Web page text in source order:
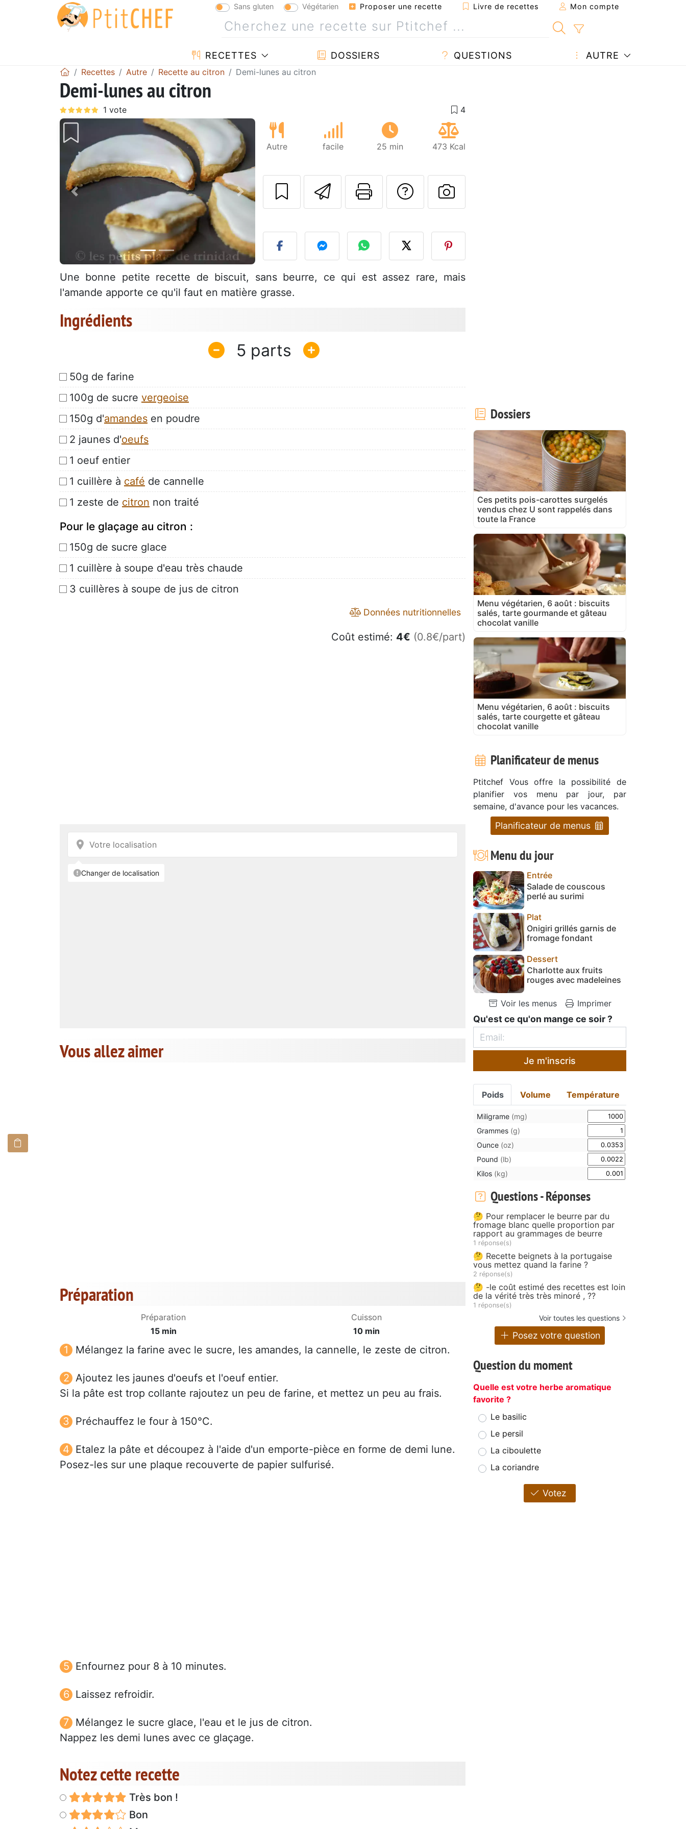
Sans gluten Végétarien Proposer une recette Livre de recettes Mon compte
RECETTES DOSSIERS QUESTIONS AUTRE
Recettes Autre Recette au citron Demi-lunes au citron
Demi-lunes au citron
Précédent Suivant
Autre facile 25 min 473 Kcal
Envoyer cette recette à un ami
Imprimer cette page
Poser une question à l'auteur
Publier votre photo de cette
Une bonne petite recette de biscuit, sans beurre, ce qui est assez rare, mais
l'amande apporte ce qu'il faut en matière grasse.
Ingrédients
5
50g de farine
100g de sucre vergeoise
150g d'amandes en poudre
2 jaunes d'oeufs
1 oeuf entier
1 cuillère à café de cannelle
1 zeste de citron non traité
Pour le glaçage au citron :
150g de sucre glace
1 cuillère à soupe d'eau très chaude
3 cuillères à soupe de jus de citron
Données nutritionnelles
Coût estimé: 4€ (0.8€/part)
Vous allez aimer
Préparation
Préparation
15 min
Cuisson
10 min
Mélangez la farine avec le sucre, les amandes, la cannelle, le zeste de citron.
Ajoutez les jaunes d'oeufs et l'oeuf entier.
Si la pâte est trop collante rajoutez un peu de farine, et mettez un peu au frais.
Préchauffez le four à 150°C.
Etalez la pâte et découpez à l'aide d'un emporte-pièce en forme de demi lune.
Posez-les sur une plaque recouverte de papier sulfurisé.
Enfournez pour 8 à 10 minutes.
Laissez refroidir.
Mélangez le sucre glace, l'eau et le jus de citron.
Nappez les demi lunes avec ce glaçage.
Notez cette recette
Très bon !
Bon
Dossiers
Ces petits pois-carottes surgelés
vendus chez U sont rappelés dans
toute la France
Menu végétarien, 6 août : biscuits
salés, tarte gourmande et gâteau
chocolat vanille
Menu végétarien, 6 août : biscuits
salés, tarte courgette et gâteau
chocolat vanille
Planificateur de menus
Ptitchef Vous offre la possibilité de
planifier vos menu par jour, par
semaine, d'avance pour les vacances.
Planificateur de menus
Menu du jour
Entrée
Salade de couscous
perlé au surimi
Plat
Onigiri grillés garnis de
fromage fondant
Dessert
Charlotte aux fruits
rouges avec madeleines
Voir les menus Imprimer
Qu'est ce qu'on mange ce soir ?
Je m'inscris
Poids Volume Température
Miligrame (mg)
Grammes (g)
Ounce (oz)
Pound (lb)
Kilos (kg)
Questions - Réponses
🤔 Pour remplacer le beurre par du
fromage blanc quelle proportion par
rapport au grammages de beurre
1 réponse(s)
🤔 Recette beignets à la portugaise
vous mettez quand la farine ?
2 réponse(s)
🤔 -le coût estimé des recettes est loin
de la vérité très très minoré , ??
1 réponse(s)
Voir toutes les questions
Posez votre question
Question du moment
Quelle est votre herbe aromatique
favorite ?
Le basilic
Le persil
La ciboulette
La coriandre
Votez